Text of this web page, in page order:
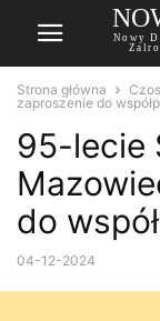
Nowy
Strona główna
zaproszenie do
95-lecie
do
04-12-2024